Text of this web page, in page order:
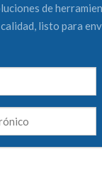
de
listo para